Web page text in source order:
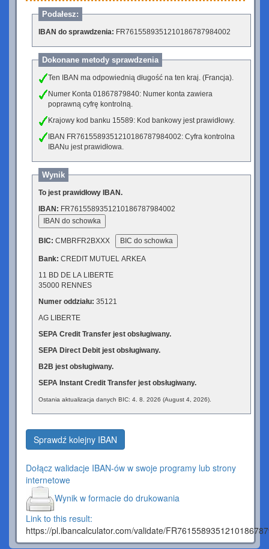
Podałesz:
IBAN do sprawdzenia: FR7615589351210186787984002
Dokonane metody sprawdzenia
Ten IBAN ma odpowiednią długość na ten kraj. (Francja).
Numer Konta 01867879840: Numer konta zawiera
poprawną cyfrę kontrolną.
Krajowy kod banku 15589: Kod bankowy jest prawidłowy.
IBAN FR7615589351210186787984002: Cyfra kontrolna
IBANu jest prawidłowa.
Wynik
To jest prawidłowy IBAN.
IBAN: FR7615589351210186787984002
IBAN do schowka
BIC: CMBRFR2BXXX BIC do schowka
Bank: CREDIT MUTUEL ARKEA
11 BD DE LA LIBERTE
35000 RENNES
Numer oddziału: 35121
AG LIBERTE
SEPA Credit Transfer jest obsługiwany.
SEPA Direct Debit jest obsługiwany.
B2B jest obsługiwany.
SEPA Instant Credit Transfer jest obsługiwany.
Ostania aktualizacja danych BIC: 4. 8. 2026 (August 4, 2026).
Sprawdź kolejny IBAN
Dołącz walidacje IBAN-ów w swoje programy lub strony
internetowe
Wynik w formacie do drukowania
Link to this result:
https://pl.ibancalculator.com/validate/